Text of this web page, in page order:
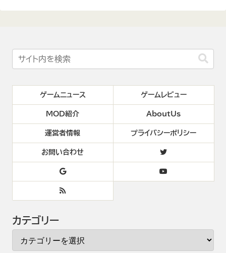
ゲームニュース ゲームレビュー
MOD紹介 AboutUs
運営者情報 プライバシーポリシー
お問い合わせ
カテゴリー